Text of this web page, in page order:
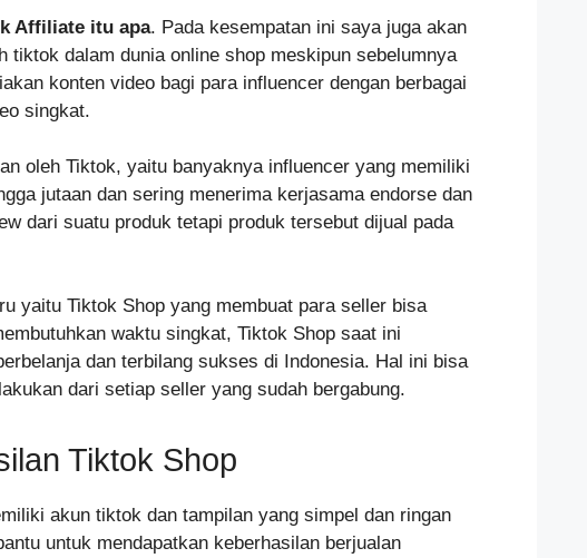
Affiliate itu apa. Pada kesempatan ini saya juga akan
tiktok dalam dunia online shop meskipun sebelumnya
konten video bagi para influencer dengan berbagai
singkat.
oleh Tiktok, yaitu banyaknya influencer yang memiliki
jutaan dan sering menerima kerjasama endorse dan
dari suatu produk tetapi produk tersebut dijual pada
yaitu Tiktok Shop yang membuat para seller bisa
waktu singkat, Tiktok Shop saat ini
dan terbilang sukses di Indonesia. Hal ini bisa
dari setiap seller yang sudah bergabung.
Tiktok Shop
akun tiktok dan tampilan yang simpel dan ringan
untuk mendapatkan keberhasilan berjualan